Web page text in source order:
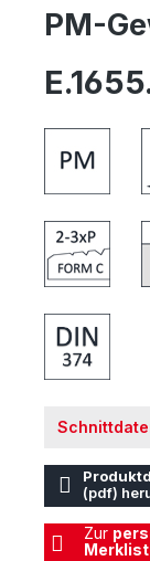
PM-
(pdf)
Zur